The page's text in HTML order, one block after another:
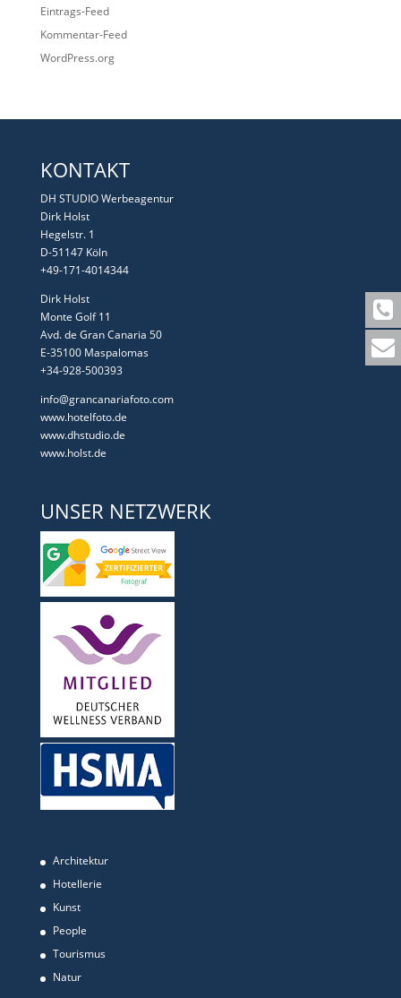
Eintrags-Feed
Kommentar-Feed
WordPress.org
KONTAKT
DH STUDIO Werbeagentur
Dirk Holst
Hegelstr. 1
D-51147 Köln
+49-171-4014344
Dirk Holst
Monte Golf 11
Avd. de Gran Canaria 50
E-35100 Maspalomas
+34-928-500393
info@grancanariafoto.com
www.hotelfoto.de
www.dhstudio.de
www.holst.de
UNSER NETZWERK
Architektur
Hotellerie
Kunst
People
Tourismus
Natur